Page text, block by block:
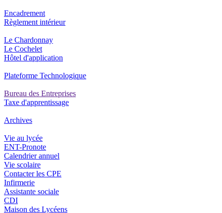
Encadrement
Règlement intérieur
Le Chardonnay
Le Cochelet
Hôtel d'application
Plateforme Technologique
Bureau des Entreprises
Taxe d'apprentissage
Archives
Vie au lycée
ENT-Pronote
Calendrier annuel
Vie scolaire
Contacter les CPE
Infirmerie
Assistante sociale
CDI
Maison des Lycéens